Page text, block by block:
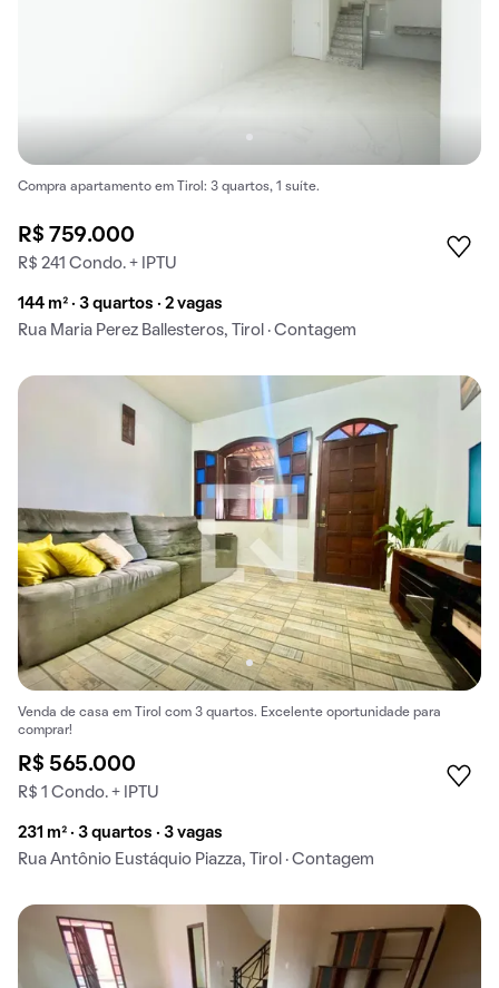
Compra apartamento em Tirol: 3 quartos, 1 suíte.
R$ 759.000
R$ 241 Condo. + IPTU
144 m² · 3 quartos · 2 vagas
Rua Maria Perez Ballesteros, Tirol · Contagem
Venda de casa em Tirol com 3 quartos. Excelente oportunidade para
comprar!
R$ 565.000
R$ 1 Condo. + IPTU
231 m² · 3 quartos · 3 vagas
Rua Antônio Eustáquio Piazza, Tirol · Contagem